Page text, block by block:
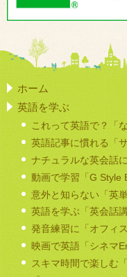
ホーム
英語を学ぶ
これって英語で？「
英語記事に慣れる「
ナチュラルな英会話
動画で学習「G Style
意外と知らない「英
英語を学ぶ「英会話講
発音練習に「オフィス
映画で英語「シネマ
スキマ時間で楽しむ